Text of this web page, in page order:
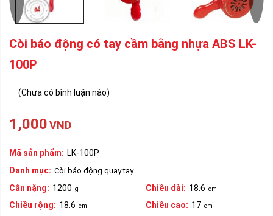
Còi báo động có tay cầm bằng nhựa ABS LK-
100P
(Chưa có bình luận nào)
1,000VND
Mã sản phẩm: LK-100P
Danh mục: Còi báo động quay tay
Cân nặng: 1200 g Chiều dài: 18.6 cm
Chiều rộng: 18.6 cm Chiều cao: 17 cm